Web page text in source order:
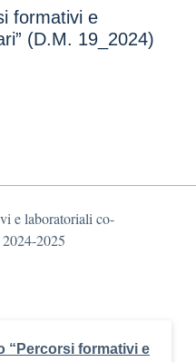
formativi e
(D.M. 19_2024)
e laboratoriali co-
2025
“Percorsi formativi e